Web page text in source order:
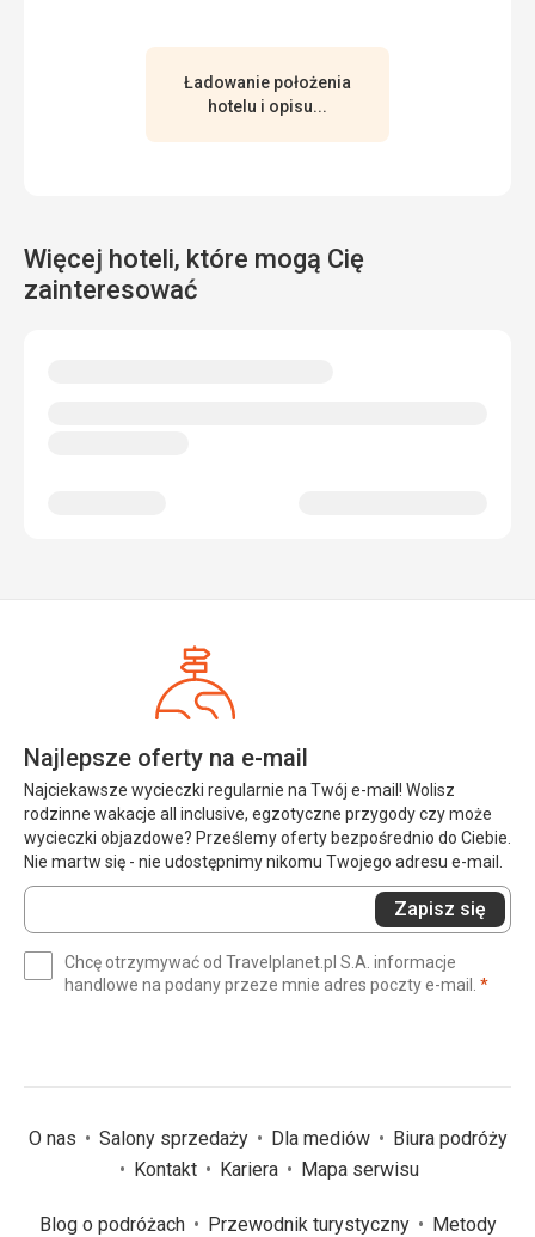
Ładowanie położenia
hotelu i opisu...
Więcej hoteli, które mogą Cię
zainteresować
Najlepsze oferty na e-mail
Najciekawsze wycieczki regularnie na Twój e-mail! Wolisz
rodzinne wakacje all inclusive, egzotyczne przygody czy może
wycieczki objazdowe? Prześlemy oferty bezpośrednio do Ciebie.
Nie martw się - nie udostępnimy nikomu Twojego adresu e-mail.
Wprowadź
swój
(wymagane)
Zapisz się
Chcę otrzymywać od Travelplanet.pl S.A. informacje
handlowe na podany przeze mnie adres poczty e-mail. *
O nas Salony sprzedaży Dla mediów
Biura podróży
Kontakt
Kariera Mapa serwisu
Blog o podróżach Przewodnik turystyczny
Metody